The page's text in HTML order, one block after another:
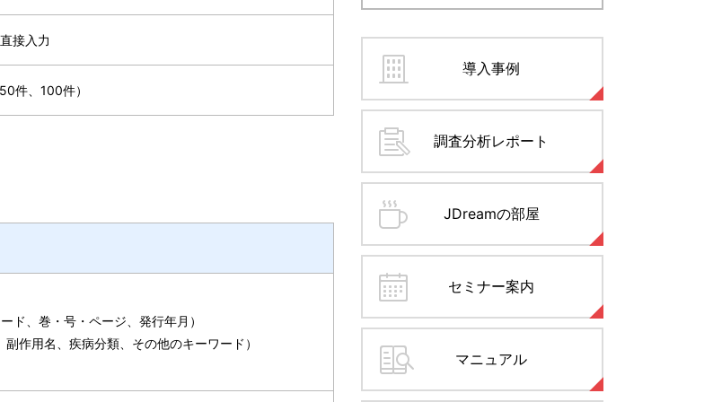
接入力
50件、100件）
、巻・号・ページ、発行年月）
作用名、疾病分類、その他のキーワード）
導入事例
調査分析レポート
JDreamの部屋
セミナー案内
マニュアル